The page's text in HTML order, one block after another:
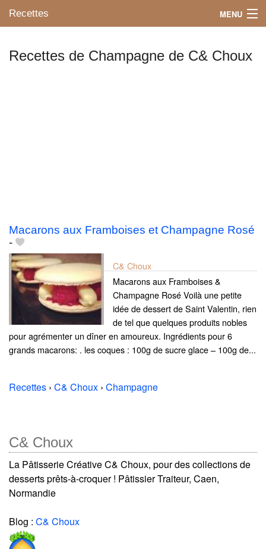
Recettes MENU
Recettes de Champagne de C& Choux
Macarons aux Framboises et Champagne Rosé
-
C& Choux
Macarons aux Framboises &
Champagne Rosé Voilà une petite
idée de dessert de Saint Valentin, rien
de tel que quelques produits nobles
pour agrémenter un dîner en amoureux. Ingrédients pour 6
grands macarons: . les coques : 100g de sucre glace – 100g de...
Recettes › C& Choux › Champagne
C& Choux
La Pâtisserie Créative C& Choux, pour des collections de
desserts prêts-à-croquer ! Pâtissier Traiteur, Caen,
Normandie
Blog : C& Choux